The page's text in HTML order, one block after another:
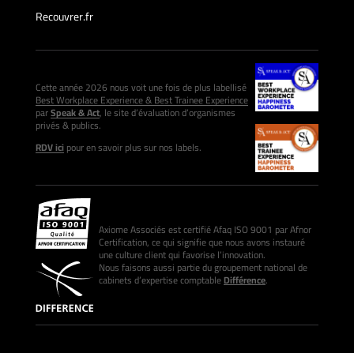
Recouvrer.fr
Cette année 2026 nous voit une fois de plus labellisé
Best Workplace Experience & Best Trainee Experience
parSpeak & Act, le site d’évaluation d’organismes
privés & publics.
RDV icipour en savoir plus sur nos labels.
Axiome Associés est certifié Afaq ISO 9001 par Afnor
Certification, ce qui signifie que nous avons instauré
une culture client qui favorise l’innovation.
Nous faisons aussi partie du groupement national de
cabinets d’expertise comptableDifférence.